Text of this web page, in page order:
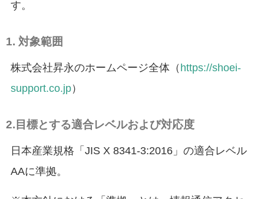
す。
1. 対象範囲
株式会社昇永のホームページ全体（ https://shoei-
support.co.jp）
2.目標とする適合レベルおよび対応度
日本産業規格「JIS X 8341-3:2016」の適合レベル
AAに準拠。
アニメーションを停止
すべての設定をリセット